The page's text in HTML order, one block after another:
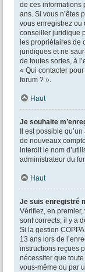
de ces informations
ans. Si vous n’êtes
vous enregistrez ou
conseiller juridique
les propriétaires de
juridiques et ne
de toutes sortes, à
« Qui contacter
forum ? ».
Haut
Je souhaite
Il est possible
de nouveaux
interdit le nom
administrateur du
Haut
Je suis enregistré
Vérifiez, en premier,
sont corrects, il y a
Si la gestion
13 ans lors de
instructions reçues
nécessiter que
vous-même ou par